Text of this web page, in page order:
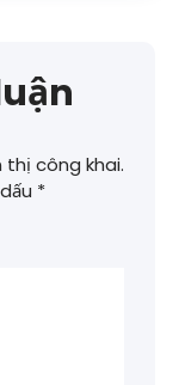
thị công khai.
*